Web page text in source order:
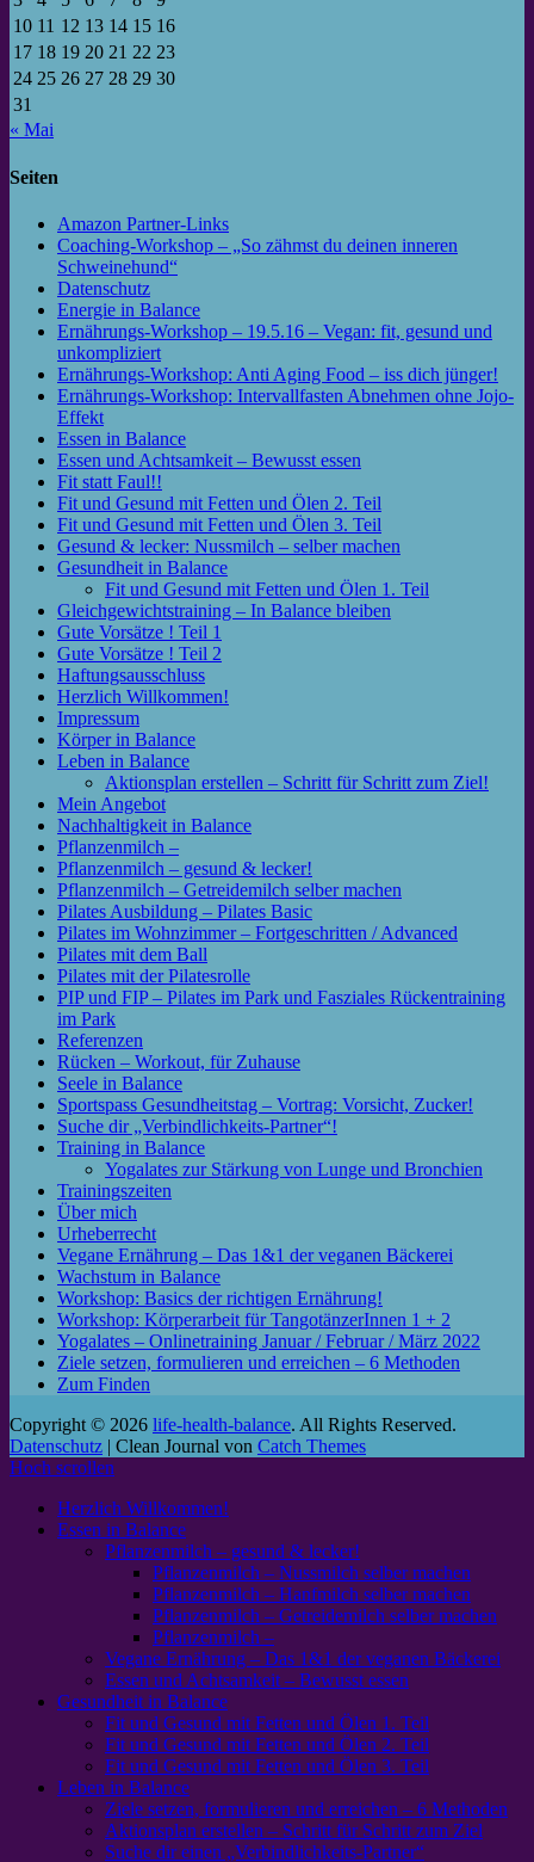
10 11 12 13 14 15 16
17 18 19 20 21 22 23
24 25 26 27 28 29 30
31
« Mai
Seiten
Amazon Partner-Links
Coaching-Workshop – „So zähmst du deinen inneren
Schweinehund“
Datenschutz
Energie in Balance
Ernährungs-Workshop – 19.5.16 – Vegan: fit, gesund und
unkompliziert
Ernährungs-Workshop: Anti Aging Food – iss dich jünger!
Ernährungs-Workshop: Intervallfasten Abnehmen ohne Jojo-
Effekt
Essen in Balance
Essen und Achtsamkeit – Bewusst essen
Fit statt Faul!!
Fit und Gesund mit Fetten und Ölen 2. Teil
Fit und Gesund mit Fetten und Ölen 3. Teil
Gesund & lecker: Nussmilch – selber machen
Gesundheit in Balance
Fit und Gesund mit Fetten und Ölen 1. Teil
Gleichgewichtstraining – In Balance bleiben
Gute Vorsätze ! Teil 1
Gute Vorsätze ! Teil 2
Haftungsausschluss
Herzlich Willkommen!
Impressum
Körper in Balance
Leben in Balance
Aktionsplan erstellen – Schritt für Schritt zum Ziel!
Mein Angebot
Nachhaltigkeit in Balance
Pflanzenmilch –
Pflanzenmilch – gesund & lecker!
Pflanzenmilch – Getreidemilch selber machen
Pilates Ausbildung – Pilates Basic
Pilates im Wohnzimmer – Fortgeschritten / Advanced
Pilates mit dem Ball
Pilates mit der Pilatesrolle
PIP und FIP – Pilates im Park und Fasziales Rückentraining
im Park
Referenzen
Rücken – Workout, für Zuhause
Seele in Balance
Sportspass Gesundheitstag – Vortrag: Vorsicht, Zucker!
Suche dir „Verbindlichkeits-Partner“!
Training in Balance
Yogalates zur Stärkung von Lunge und Bronchien
Trainingszeiten
Über mich
Urheberrecht
Vegane Ernährung – Das 1&1 der veganen Bäckerei
Wachstum in Balance
Workshop: Basics der richtigen Ernährung!
Workshop: Körperarbeit für TangotänzerInnen 1 + 2
Yogalates – Onlinetraining Januar / Februar / März 2022
Ziele setzen, formulieren und erreichen – 6 Methoden
Zum Finden
Copyright © 2026 life-health-balance. All Rights Reserved.
Datenschutz | Clean Journal von Catch Themes
Hoch scrollen
Herzlich Willkommen!
Essen in Balance
Pflanzenmilch – gesund & lecker!
Pflanzenmilch – Nussmilch selber machen
Pflanzenmilch – Hanfmilch selber machen
Pflanzenmilch – Getreidemilch selber machen
Pflanzenmilch –
Vegane Ernährung – Das 1&1 der veganen Bäckerei
Essen und Achtsamkeit – Bewusst essen
Gesundheit in Balance
Fit und Gesund mit Fetten und Ölen 1. Teil
Fit und Gesund mit Fetten und Ölen 2. Teil
Fit und Gesund mit Fetten und Ölen 3. Teil
Leben in Balance
Ziele setzen, formulieren und erreichen – 6 Methoden
Aktionsplan erstellen – Schritt für Schritt zum Ziel
Suche dir einen „Verbindlichkeits-Partner“